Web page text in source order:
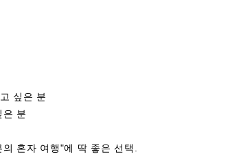
싶은 분
은 분
혼자 여행"에 딱 좋은 선택.